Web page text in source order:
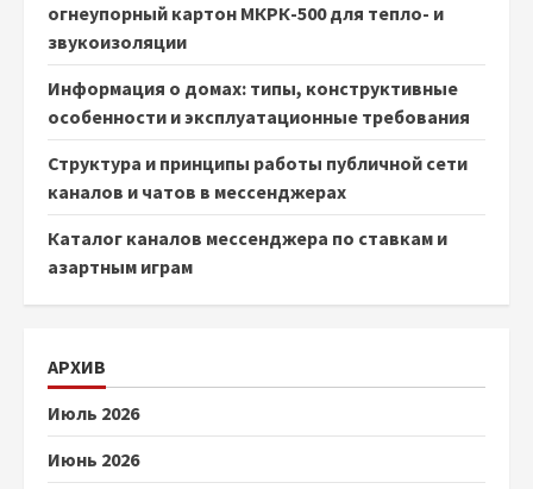
огнеупорный картон МКРК-500 для тепло- и
звукоизоляции
Информация о домах: типы, конструктивные
особенности и эксплуатационные требования
Структура и принципы работы публичной сети
каналов и чатов в мессенджерах
Каталог каналов мессенджера по ставкам и
азартным играм
АРХИВ
Июль 2026
Июнь 2026